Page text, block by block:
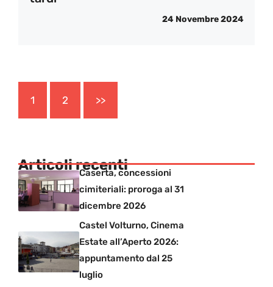
24 Novembre 2024
1 2 >>
Articoli recenti
Caserta, concessioni
cimiteriali: proroga al 31
dicembre 2026
Castel Volturno, Cinema
Estate all’Aperto 2026:
appuntamento dal 25
luglio